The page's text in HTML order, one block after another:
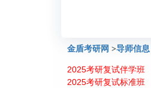
金盾考研网 >导师信息
2025考研复试伴学班
2025考研复试标准班